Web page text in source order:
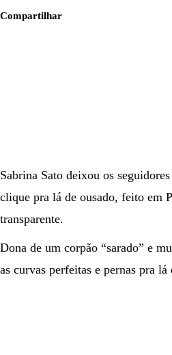
Compartilhar
Sabrina Sato deixou os
clique pra lá de ousado, feito em
transparente.
Dona de um corpão “sarado” e
as curvas perfeitas e pernas pra lá